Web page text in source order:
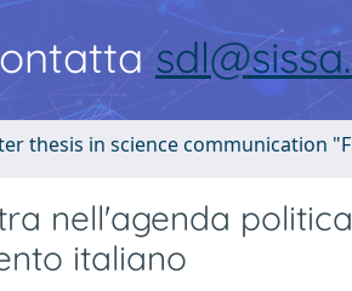
thesis in science communication
nell'agenda
italiano